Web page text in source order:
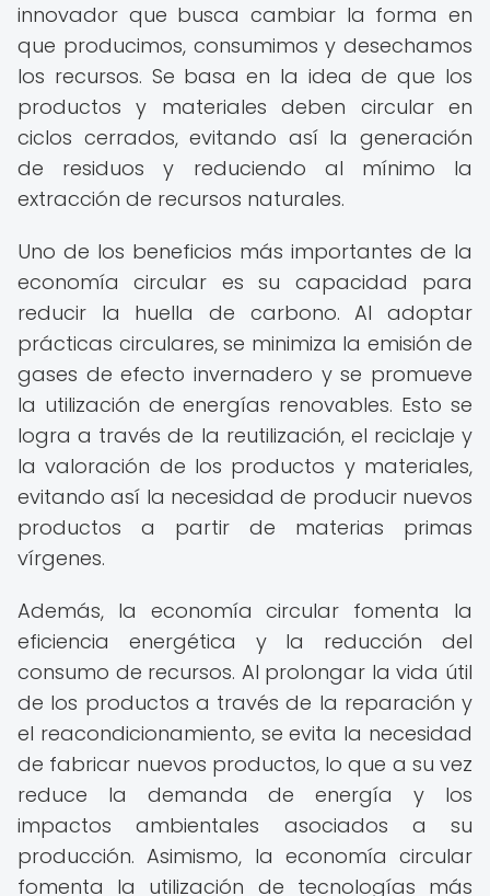
innovador que busca cambiar la forma en
que producimos, consumimos y desechamos
los recursos. Se basa en la idea de que los
productos y materiales deben circular en
ciclos cerrados, evitando así la generación
de residuos y reduciendo al mínimo la
extracción de recursos naturales.
Uno de los beneficios más importantes de la
economía circular es su capacidad para
reducir la huella de carbono. Al adoptar
prácticas circulares, se minimiza la emisión de
gases de efecto invernadero y se promueve
la utilización de energías renovables. Esto se
logra a través de la reutilización, el reciclaje y
la valoración de los productos y materiales,
evitando así la necesidad de producir nuevos
productos a partir de materias primas
vírgenes.
Además, la economía circular fomenta la
eficiencia energética y la reducción del
consumo de recursos. Al prolongar la vida útil
de los productos a través de la reparación y
el reacondicionamiento, se evita la necesidad
de fabricar nuevos productos, lo que a su vez
reduce la demanda de energía y los
impactos ambientales asociados a su
producción. Asimismo, la economía circular
fomenta la utilización de tecnologías más